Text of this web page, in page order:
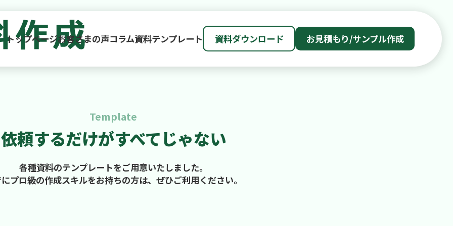
トップページお客さまの声コラム資料テンプレート 資料ダウンロード お見積もり/サンプル作成
Template
依頼するだけがすべてじゃない
各種資料のテンプレートをご用意いたしました。
プロ級の作成スキルをお持ちの方は、ぜひご利用ください。